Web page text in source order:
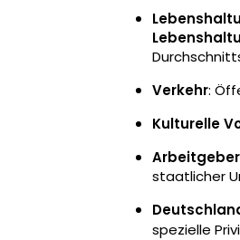
Verkehr:
Kulturelle
staatlicher
spezielle